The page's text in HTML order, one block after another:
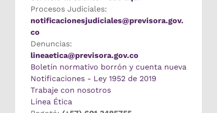
Procesos Judiciales:
notificacionesjudiciales@previsora.gov.
co
Denuncias:
lineaetica@previsora.gov.co
Boletín normativo borrón y cuenta nueva
Notificaciones - Ley 1952 de 2019
Trabaje con nosotros
Línea Ética